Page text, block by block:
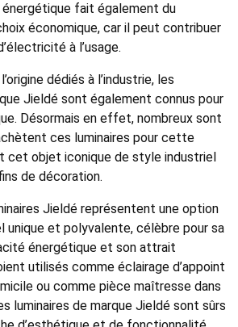
fait également du
économique, car il peut contribuer
à l’usage.
dédiés à l’industrie, les
Jieldé sont également connus pour
Désormais en effet, nombreux sont
ces luminaires pour cette
cet objet iconique de style industriel
de décoration.
Jieldé représentent une option
unique et polyvalente, célèbre pour sa
énergétique et son attrait
utilisés comme éclairage d’appoint
ou comme pièce maîtresse dans
luminaires de marque Jieldé sont sûrs